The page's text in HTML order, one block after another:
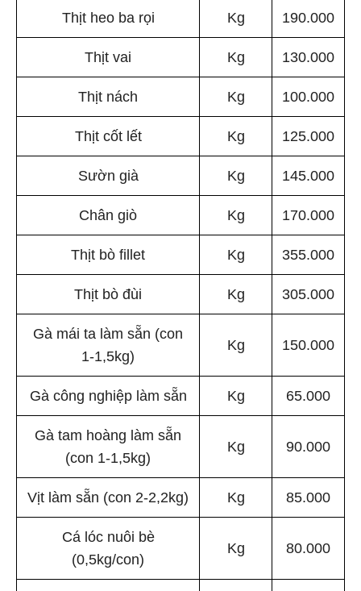
Thịt heo ba rọi Kg 190.000
Thịt vai Kg 130.000
Thịt nách Kg 100.000
Thịt cốt lết Kg 125.000
Sườn già Kg 145.000
Chân giò Kg 170.000
Thịt bò fillet Kg 355.000
Thịt bò đùi Kg 305.000
Gà mái ta làm sẵn (con
1-1,5kg)
Kg 150.000
Gà công nghiệp làm sẵn Kg 65.000
Gà tam hoàng làm sẵn
(con 1-1,5kg)
Kg 90.000
Vịt làm sẵn (con 2-2,2kg) Kg 85.000
Cá lóc nuôi bè
(0,5kg/con)
Kg 80.000